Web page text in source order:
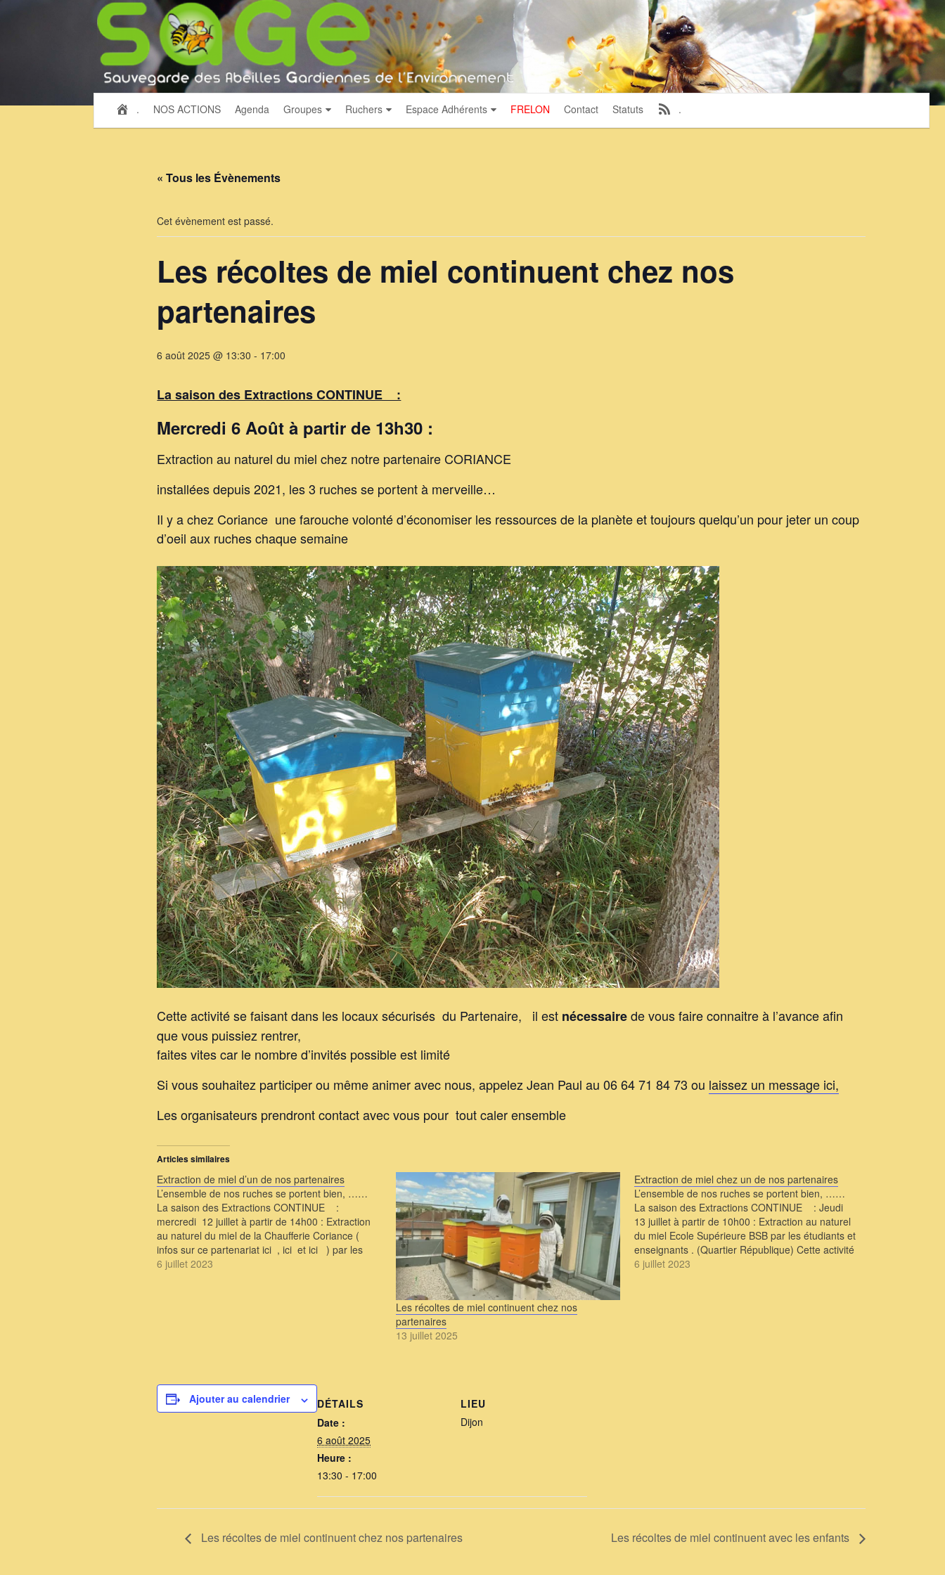
. NOS ACTIONS Agenda Groupes Ruchers Espace Adhérents FRELON Contact Statuts .
« Tous les Évènements
Cet évènement est passé.
Les récoltes de miel continuent chez nos
partenaires
6 août 2025 @ 13:30 - 17:00
La saison des Extractions CONTINUE :
Mercredi 6 Aoûtà partir de 13h30 :
Extraction au naturel du miel chez notre partenaire CORIANCE
installées depuis 2021, les 3 ruches se portent à merveille…
Il y a chez Coriance une farouche volonté d’économiser les ressources de la planète et toujours quelqu’un pour jeter un coup
d’oeil aux ruches chaque semaine
Cette activité se faisant dans les locaux sécurisés du Partenaire, il est nécessairede vous faire connaitre à l’avance afin
que vous puissiez rentrer,
faites vites car le nombre d’invités possible est limité
Si vous souhaitez participer ou même animer avec nous, appelez Jean Paul au 06 64 71 84 73 ou laissez un message ici,
Les organisateurs prendront contact avec vous pour tout caler ensemble
Articles similaires
Extraction de miel d’un de nos partenaires
L’ensemble de nos ruches se portent bien, ……
La saison des Extractions CONTINUE :
mercredi 12 juillet à partir de 14h00 : Extraction
au naturel du miel de la Chaufferie Coriance (
infos sur ce partenariat ici , ici et ici ) par les
enfants du centre de loisirs.…
6 juillet 2023
Les récoltes de miel continuent chez nos
partenaires
13 juillet 2025
Extraction de miel chez un de nos partenaires
L’ensemble de nos ruches se portent bien, ……
La saison des Extractions CONTINUE : Jeudi
13 juillet à partir de 10h00 : Extraction au naturel
du miel Ecole Supérieure BSB par les étudiants et
enseignants . (Quartier République) Cette activité
se faisant dans les locaux du Partenaire, il…
6 juillet 2023
Ajouter au calendrier
DÉTAILS
Date :
6 août 2025
Heure :
13:30 - 17:00
LIEU
Dijon
Les récoltes de miel continuent chez nos partenaires Les récoltes de miel continuent avec les enfants